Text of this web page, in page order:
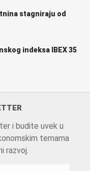
stagniraju od
indeksa IBEX 35
i budite uvek u
temama
razvoj.